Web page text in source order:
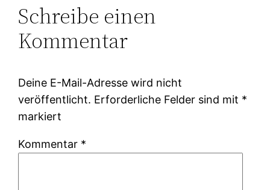
Schreibe einen
Kommentar
Deine E-Mail-Adresse wird nicht
veröffentlicht. Erforderliche Felder sind mit *
markiert
Kommentar *